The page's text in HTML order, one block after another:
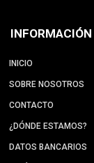
INFORMACIÓN
INICIO
SOBRE NOSOTROS
CONTACTO
¿DÓNDE ESTAMOS?
DATOS BANCARIOS